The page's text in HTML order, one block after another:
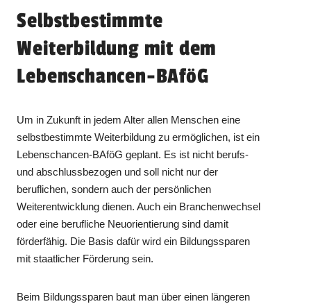
Selbstbestimmte
Weiterbildung mit dem
Lebenschancen-BAföG
Um in Zukunft in jedem Alter allen Menschen eine
selbstbestimmte Weiterbildung zu ermöglichen, ist ein
Lebenschancen-BAföG geplant. Es ist nicht berufs-
und abschlussbezogen und soll nicht nur der
beruflichen, sondern auch der persönlichen
Weiterentwicklung dienen. Auch ein Branchenwechsel
oder eine berufliche Neuorientierung sind damit
förderfähig. Die Basis dafür wird ein Bildungssparen
mit staatlicher Förderung sein.
Beim Bildungssparen baut man über einen längeren